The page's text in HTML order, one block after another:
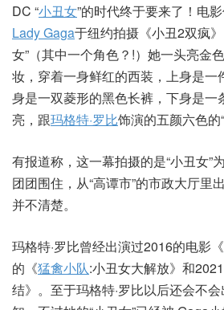
DC “小丑女”的时代终于要来了！电影
Lady Gaga于纽约拍摄《小丑2双疯
女”（其中一个角色？!）她一头亮金
妆，穿着一身鲜红的西装，上身是一
身是一双菱形的黑色长裤，下身是一
亮，跟玛格特·罗比饰演的五颜六色的
有报道称，这一幕拍摄的是“小丑女”
团团围住，从“高谭市”的市政大厅里
并不清楚。
玛格特·罗比曾经出演过2016的电影《
的《猛禽小队:小丑女大解放》和
结》。至于玛格特·罗比以后还会不